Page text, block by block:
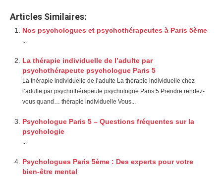
Articles Similaires:
Nos psychologues et psychothérapeutes à Paris 5ème
...
La thérapie individuelle de l’adulte par
psychothérapeute psychologue Paris 5
La thérapie individuelle de l’adulte La thérapie individuelle chez
l’adulte par psychothérapeute psychologue Paris 5 Prendre rendez-
vous quand… thérapie individuelle Vous...
Psychologue Paris 5 – Questions fréquentes sur la
psychologie
...
Psychologues Paris 5ème : Des experts pour votre
bien-être mental